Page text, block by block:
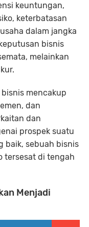
keuntungan,
keterbatasan
dalam jangka
bisnis
melainkan
mencakup
dan
dan
prospek suatu
baik, sebuah bisnis
tersesat di tengah
Menjadi